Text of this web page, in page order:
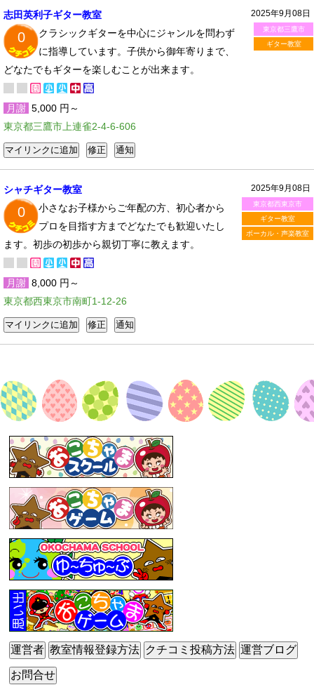
2025年9月08日
東京都三鷹市
ギター教室
志田英利子ギター教室
0
クラシックギターを中心にジャンルを問わず
に指導しています。子供から御年寄りまで、
どなたでもギターを楽しむことが出来ます。
月謝 5,000 円～
東京都三鷹市上連雀2-4-6-606
2025年9月08日
東京都西東京市
ギター教室
ボーカル・声楽教室
シャチギター教室
0
小さなお子様からご年配の方、初心者から
プロを目指す方までどなたでも歓迎いたし
ます。初歩の初歩から親切丁寧に教えます。
月謝 8,000 円～
東京都西東京市南町1-12-26